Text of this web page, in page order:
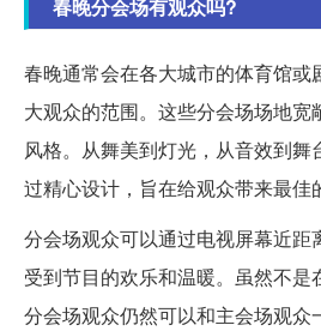
春晚分会场有观众吗?
春晚通常会在各大城市的体育馆或
大观众的范围。这些分会场场地宽
风格。从舞美到灯光，从音效到
过精心设计，旨在给观众带来最佳
分会场观众可以通过电视屏幕近距
受到节目的欢乐和温暖。虽然不是
分会场观众仍然可以和主会场观众